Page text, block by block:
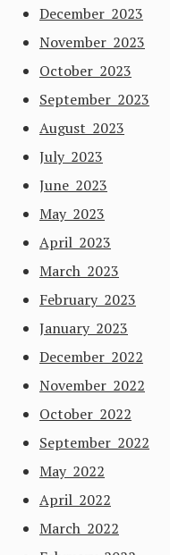
December 2023
November 2023
October 2023
September 2023
August 2023
July 2023
June 2023
May 2023
April 2023
March 2023
February 2023
January 2023
December 2022
November 2022
October 2022
September 2022
May 2022
April 2022
March 2022